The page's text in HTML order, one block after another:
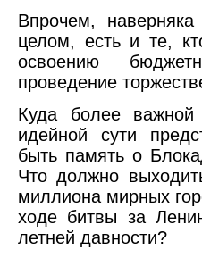
Впрочем,
целом, есть и те,
освоению
проведение
Куда более
идейной сути
быть память о
Что должно
миллиона мирных
ходе битвы за
летней давности?